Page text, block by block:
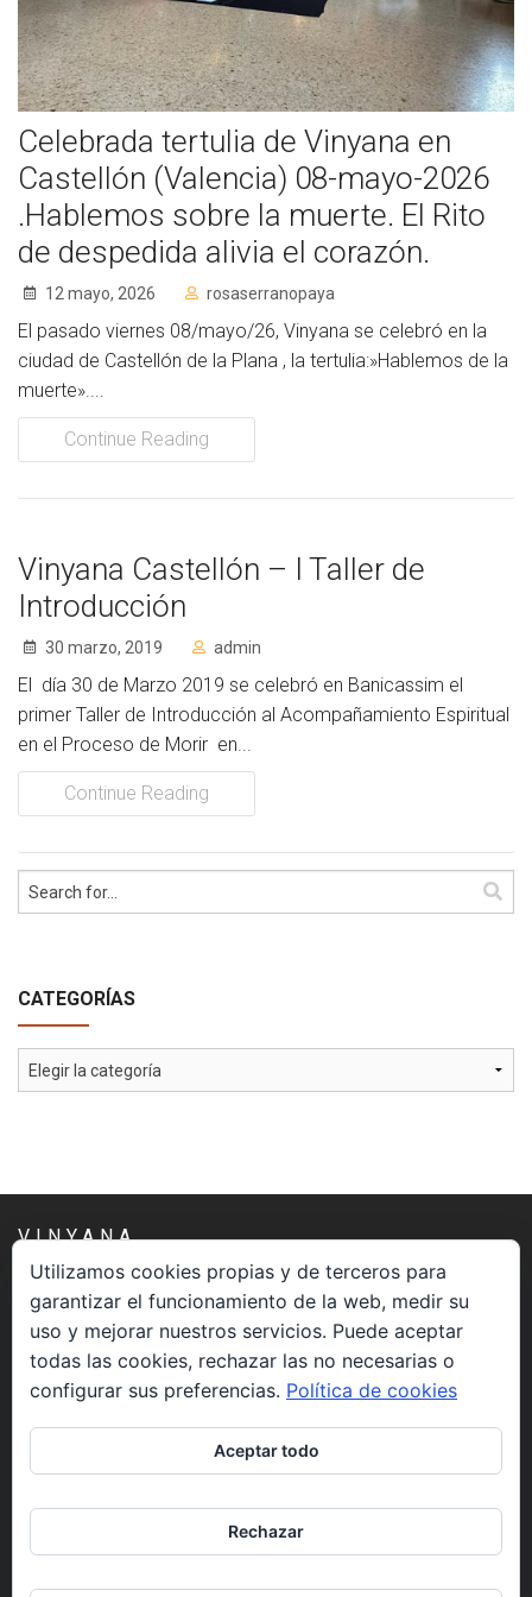
Socios Colaboradores
Colaboramos con
Formaciones
Nuestra propuesta de formación
Realizadas
Acompañamiento
Noticias
Vídeos
Contacto
Celebrada tertulia de Vinyana en
Castellón (Valencia) 08-mayo-2026
.Hablemos sobre la muerte. El Rito
de despedida alivia el corazón.
12 mayo, 2026 rosaserranopaya
El pasado viernes 08/mayo/26, Vinyana se celebró en la
ciudad de Castellón de la Plana , la tertulia:»Hablemos de la
muerte»....
Continue Reading
Vinyana Castellón – I Taller de
Introducción
30 marzo, 2019 admin
El día 30 de Marzo 2019 se celebró en Banicassim el
primer Taller de Introducción al Acompañamiento Espiritual
en el Proceso de Morir en...
Continue Reading
CATEGORÍAS
Categorías
VINYANA
Una asociación constituida sin ánimo de lucro cuya misión
es atender los aspectos espirituales relacionados con el
proceso vivir el morir.
REDES SOCIALES
Utilizamos cookies propias y de terceros para
garantizar el funcionamiento de la web, medir su
uso y mejorar nuestros servicios. Puede aceptar
todas las cookies, rechazar las no necesarias o
configurar sus preferencias. Política de cookies
Aceptar todo
Rechazar